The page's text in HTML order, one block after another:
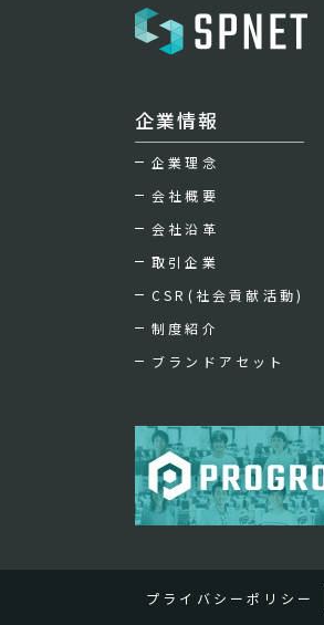
企業情報
企業理念
会社概要
会社沿革
取引企業
CSR(社会貢献活動)
制度紹介
ブランドアセット
プライバシーポリシー